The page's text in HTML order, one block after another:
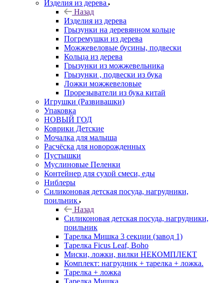
Изделия из дерева
Назад
Изделия из дерева
Грызунки на деревянном кольце
Погремушки из дерева
Можжевеловые бусины, подвески
Кольца из дерева
Грызунки из можжевельника
Грызунки , подвески из бука
Ложки можжевеловые
Прорезыватели из бука китай
Игрушки (Развивашки)
Упаковка
НОВЫЙ ГОД
Коврики Детские
Мочалка для малыша
Расчёска для новорожденных
Пустышки
Муслиновые Пеленки
Контейнер для сухой смеси, еды
Ниблеры
Силиконовая детская посуда, нагрудники,
поильник
Назад
Силиконовая детская посуда, нагрудники,
поильник
Тарелка Мишка 3 секции (завод 1)
Тарелка Ficus Leaf, Boho
Миски, ложки, вилки НЕКОМПЛЕКТ
Комплект: нагрудник + тарелка + ложка.
Тарелка + ложка
Тарелка Мишка